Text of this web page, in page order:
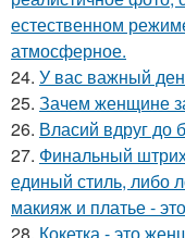
естественном
атмосферное.
24. У вас важный
25. Зачем женщине
26. Власий вдруг до
27. Финальный
единый стиль, либо
макияж и платье -